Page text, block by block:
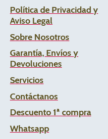
Política de Privacidad y
Aviso Legal
Sobre Nosotros
Garantía, Envíos y
Devoluciones
Servicios
Contáctanos
Descuento 1ª compra
Whatsapp